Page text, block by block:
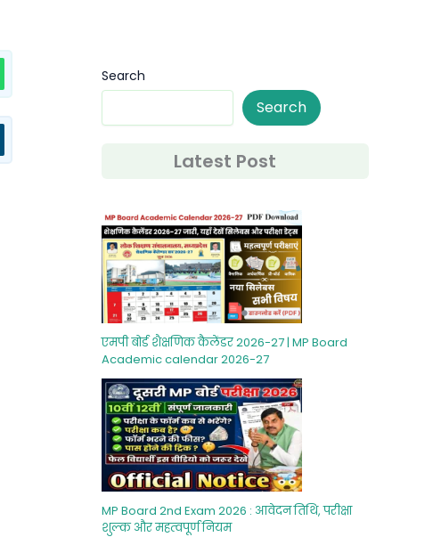
Search
Search
Latest Post
एमपी बोर्ड शैक्षणिक कैलेंडर 2026-27 | MP Board
Academic calendar 2026-27
MP Board 2nd Exam 2026 : आवेदन तिथि, परीक्षा
शुल्‍क और महत्‍वपूर्ण नियम